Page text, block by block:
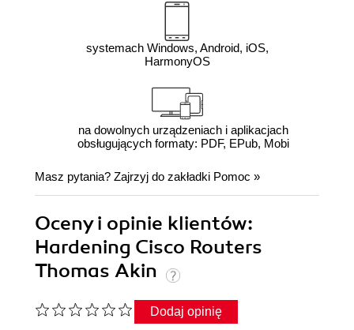
systemach Windows, Android, iOS,
HarmonyOS
na dowolnych urządzeniach i aplikacjach
obsługujących formaty: PDF, EPub, Mobi
Masz pytania? Zajrzyj do zakładki Pomoc »
Oceny i opinie klientów:
Hardening Cisco Routers
Thomas Akin
Dodaj opinię